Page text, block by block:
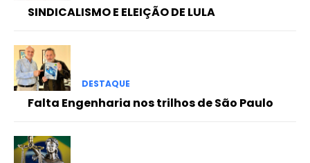
SINDICALISMO E ELEIÇÃO DE LULA
DESTAQUE
Falta Engenharia nos trilhos de São Paulo